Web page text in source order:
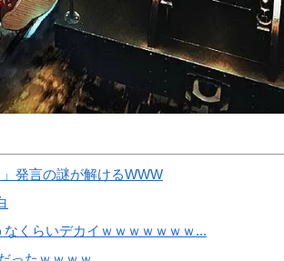
発言の謎が解けるWWW
くらいデカイｗｗｗｗｗｗｗ...